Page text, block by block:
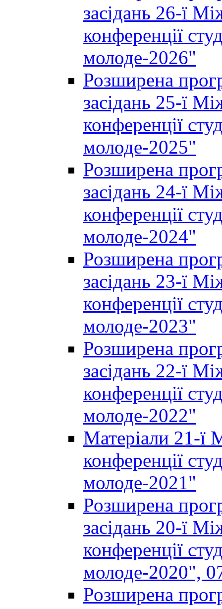
засідань 26-ї
конференції
молоде-2026"
Розширена
засідань 25-ї
конференції
молоде-2025"
Розширена
засідань 24-ї
конференції
молоде-2024"
Розширена
засідань 23-ї
конференції
молоде-2023"
Розширена
засідань 22-ї
конференції
молоде-2022"
Матеріали 21-ї
конференції
молоде-2021"
Розширена
засідань 20-ї
конференції
молоде-2020",
Розширена